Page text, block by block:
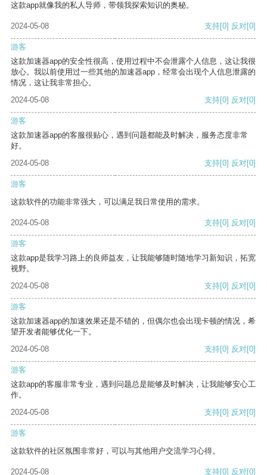
这款app就像我的私人导师，带领我探索知识的奥秘。
2024-05-08 支持[0] 反对[0]
游客
这款加速器app的安全性很高，使用过程中不会泄露个人信息，这让我很
放心。我以前使用过一些其他的加速器app，经常会出现个人信息泄露的
情况，这让我非常担心。
2024-05-08
支持[0] 反对[0]
游客
这款加速器app的客服很贴心，遇到问题都能及时解决，服务态度非常
好。
2024-05-08
支持[0] 反对[0]
游客
这款软件的功能非常强大，可以满足我日常使用的需求。
2024-05-08 支持[0] 反对[0]
游客
这款app是我学习路上的良师益友，让我能够随时随地学习新知识，拓宽
视野。
2024-05-08
支持[0] 反对[0]
游客
这款加速器app的加速效果还是不错的，但偶尔也会出现卡顿的情况，希
望开发者能够优化一下。
2024-05-08
支持[0] 反对[0]
游客
这款app的客服非常专业，遇到问题总是能够及时解决，让我能够安心工
作。
2024-05-08
支持[0] 反对[0]
游客
这款软件的社区氛围非常好，可以与其他用户交流学习心得。
2024-05-08 支持[0] 反对[0]